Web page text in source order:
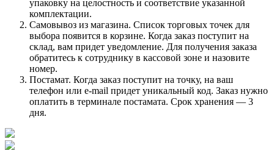
упаковку на целостность и соответствие указанной
комплектации.
Самовывоз из магазина. Список торговых точек для
выбора появится в корзине. Когда заказ поступит на
склад, вам придет уведомление. Для получения заказа
обратитесь к сотруднику в кассовой зоне и назовите
номер.
Постамат. Когда заказ поступит на точку, на ваш
телефон или e-mail придет уникальный код. Заказ нужно
оплатить в терминале постамата. Срок хранения — 3
дня.